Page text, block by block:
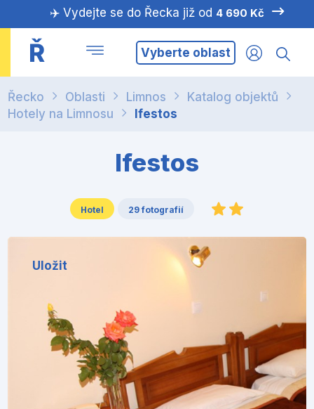
✈️ Vydejte se do Řecka již od 4 690 Kč
Ř Vyberte oblast
Řecko Oblasti Limnos
Katalog objektů
Hotely na Limnosu
Ifestos
Ifestos
Hotel 29 fotografií
Uložit